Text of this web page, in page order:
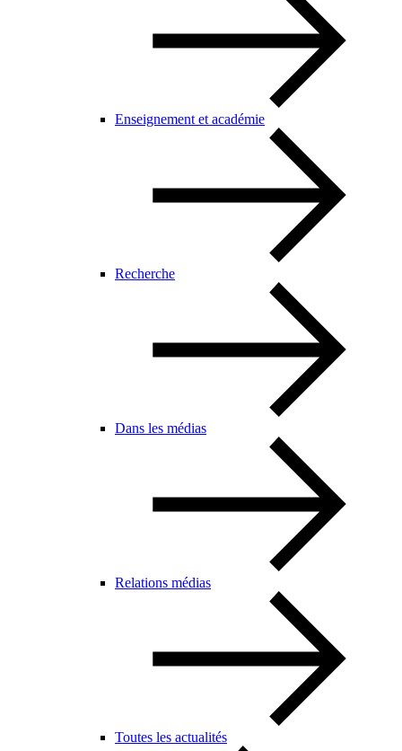
Enseignement et académie
Recherche
Dans les médias
Relations médias
Toutes les actualités